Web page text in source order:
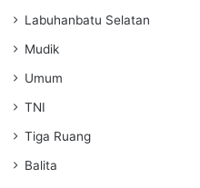
Labuhanbatu Selatan
Mudik
Umum
TNI
Tiga Ruang
Balita